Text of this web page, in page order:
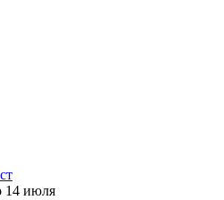
14 июля